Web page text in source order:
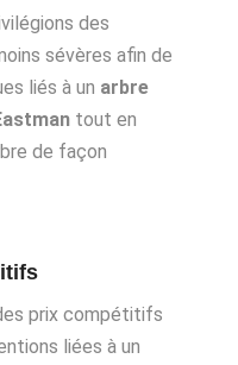
des
sévères afin de
liés à un arbre
tout en
de façon
prix compétitifs
liées à un